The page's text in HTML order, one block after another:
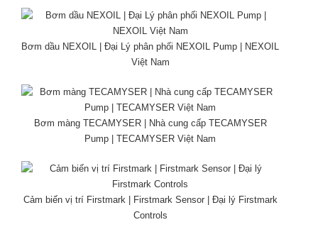
Bơm dầu NEXOIL | Đại Lý phân phối NEXOIL Pump | NEXOIL
Việt Nam
Bơm màng TECAMYSER | Nhà cung cấp TECAMYSER
Pump | TECAMYSER Việt Nam
Cảm biến vị trí Firstmark | Firstmark Sensor | Đại lý Firstmark
Controls